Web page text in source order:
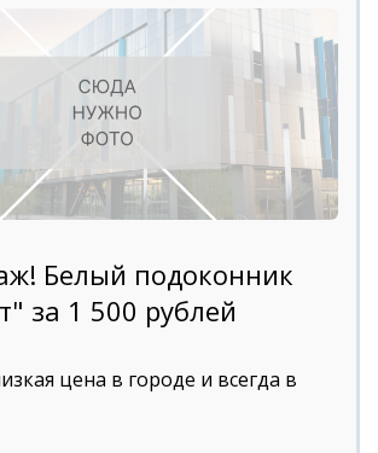
Белый подоконник
за 1 500 рублей
цена в городе и всегда в